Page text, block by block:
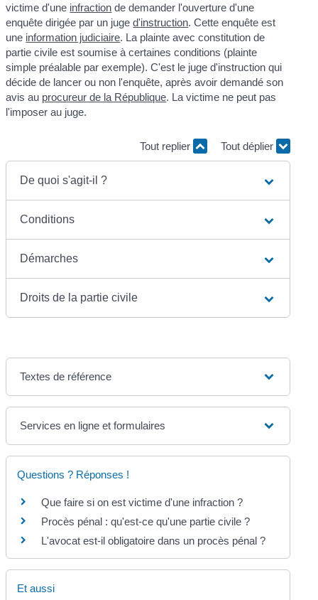
victime d'une infraction de demander l'ouverture d'une
enquête dirigée par un juged'instruction. Cette enquête est
une information judiciaire. La plainte avec constitution de
partie civile est soumise à certaines conditions (plainte
simple préalable par exemple). C'est le juge d'instruction qui
décide de lancer ou non l'enquête, après avoir demandé son
avis au procureur de la République. La victime ne peut pas
l'imposer au juge.
Tout replier Tout déplier
De quoi s'agit-il ?
Conditions
Démarches
Droits de la partie civile
Textes de référence
Services en ligne et formulaires
Questions ? Réponses !
Que faire si on est victime d'une infraction ?
Procès pénal : qu'est-ce qu'une partie civile ?
L'avocat est-il obligatoire dans un procès pénal ?
Et aussi